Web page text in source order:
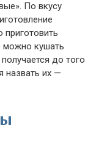
По вкусу
можно кушать
до того
назвать их —